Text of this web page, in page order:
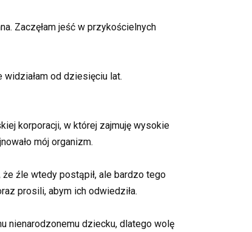
Zaczęłam jeść w przykościelnych
widziałam od dziesięciu lat.
korporacji, w której zajmuję wysokie
mój organizm.
że źle wtedy postąpił, ale bardzo tego
prosili, abym ich odwiedziła.
nienarodzonemu dziecku, dlatego wolę